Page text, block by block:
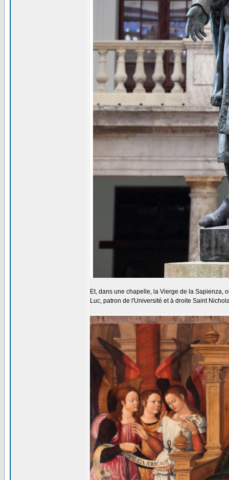
Et, dans une chapelle, la Vierge de la Sapienza,
Luc, patron de l'Université et à droite Saint